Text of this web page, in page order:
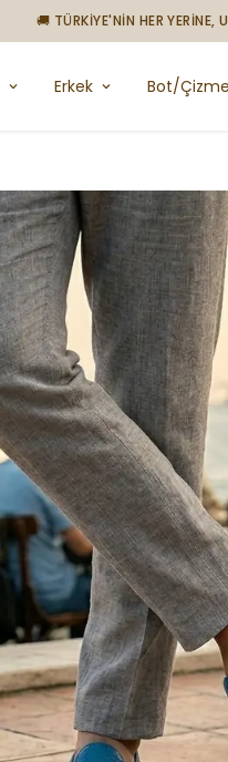
🚚 TÜRKİYE'NİN HER YERİNE,
Erkek Bot/Çizme